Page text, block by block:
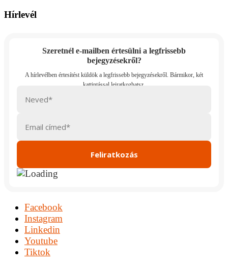
Hírlevél
Szeretnél e-mailben értesülni a legfrissebb
bejegyzésekről?
Facebook
Instagram
Linkedin
Youtube
Tiktok